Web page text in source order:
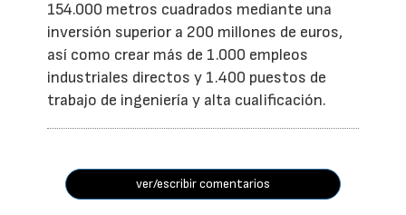
154.000 metros cuadrados mediante una
inversión superior a 200 millones de euros,
así como crear más de 1.000 empleos
industriales directos y 1.400 puestos de
trabajo de ingeniería y alta cualificación.
ver/escribir comentarios